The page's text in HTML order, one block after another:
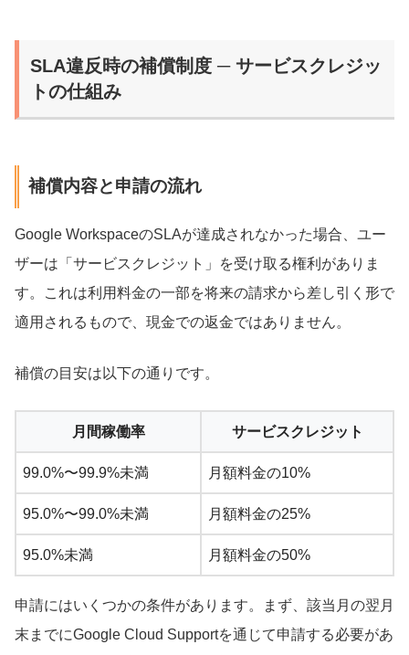
SLA違反時の補償制度 ─ サービスクレジッ
トの仕組み
補償内容と申請の流れ
Google WorkspaceのSLAが達成されなかった場合、ユー
ザーは「サービスクレジット」を受け取る権利がありま
す。これは利用料金の一部を将来の請求から差し引く形で
適用されるもので、現金での返金ではありません。
補償の目安は以下の通りです。
月間稼働率 サービスクレジット
99.0%〜99.9%未満 月額料金の10%
95.0%〜99.0%未満 月額料金の25%
95.0%未満 月額料金の50%
申請にはいくつかの条件があります。まず、該当月の翌月
末までにGoogle Cloud Supportを通じて申請する必要があ